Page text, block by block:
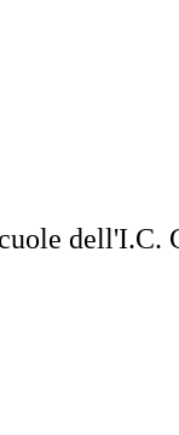
dell'I.C.